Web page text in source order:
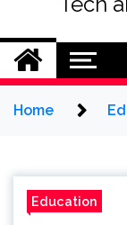
Home
Education